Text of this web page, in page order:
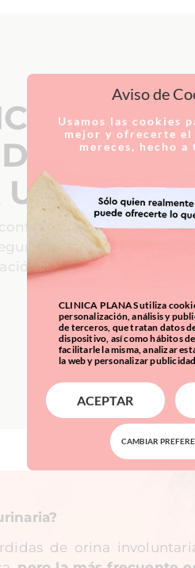
URINARIA
de orina
Aviso de
Usamos las cookies
mejor y ofrecerte el
mereces, hecho a
CLINICA PLANAS utiliza
personalización, análisis y
de terceros, que tratan datos
dispositivo, así como hábitos
facilitarle la misma, analizar
la web y personalizar
ACEPTAR
CAMBIAR